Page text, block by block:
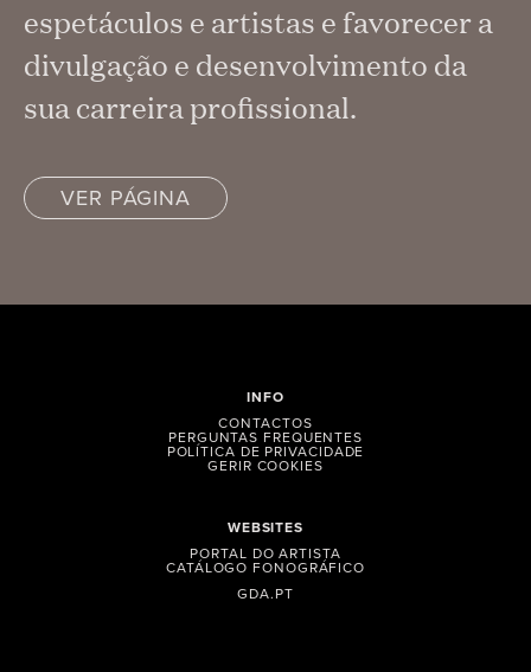
espetáculos e artistas e favorecer a
divulgação e desenvolvimento da
sua carreira profissional.
VER PÁGINA
WEBSITES
PORTAL DO ARTISTA
CATÁLOGO FONOGRÁFICO
GDA.PT
INFO
CONTACTOS
PERGUNTAS FREQUENTES
POLÍTICA DE PRIVACIDADE
GERIR COOKIES